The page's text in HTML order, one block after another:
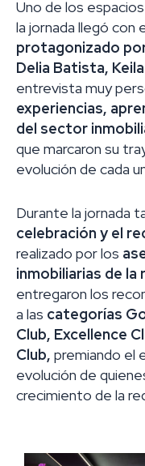
Uno de los
la jornada llegó con
protagonizado
Delia Batista,
entrevista muy
experiencias,
del sector
que marcaron su
evolución de cada
Durante la jornada
celebración y el
realizado por los
inmobiliarias de la
entregaron los
a las categorías
Club, Excellence
Club, premiando el
evolución de
crecimiento de la